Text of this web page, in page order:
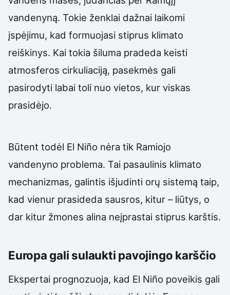
vandenyną. Tokie ženklai dažnai laikomi
įspėjimu, kad formuojasi stiprus klimato
reiškinys. Kai tokia šiluma pradeda keisti
atmosferos cirkuliaciją, pasekmės gali
pasirodyti labai toli nuo vietos, kur viskas
prasidėjo.
Būtent todėl El Niño nėra tik Ramiojo
vandenyno problema. Tai pasaulinis klimato
mechanizmas, galintis išjudinti orų sistemą taip,
kad vienur prasideda sausros, kitur – liūtys, o
dar kitur žmones alina neįprastai stiprus karštis.
Europa gali sulaukti pavojingo karščio
Ekspertai prognozuoja, kad El Niño poveikis gali